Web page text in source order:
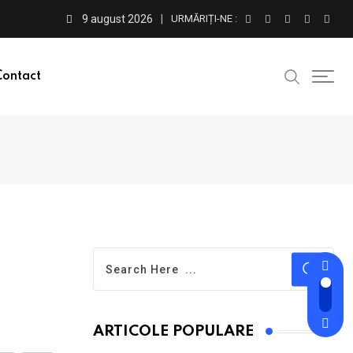
9 august 2026 URMĂRIȚI-NE :
ARTICOLE POPULARE